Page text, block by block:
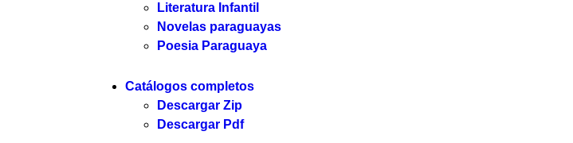
Literatura Infantil
Novelas paraguayas
Poesia Paraguaya
Catálogos completos
Descargar Zip
Descargar Pdf